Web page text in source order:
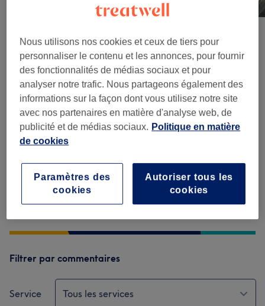
Avis sur le salon
4,7 112 avis
Ambiance
Propreté
Équipe
Filtrer par commentaires
Service Tous les services
Nous utilisons nos cookies et ceux de tiers pour
personnaliser le contenu et les annonces, pour fournir
des fonctionnalités de médias sociaux et pour
analyser notre trafic. Nous partageons également des
informations sur la façon dont vous utilisez notre site
avec nos partenaires en matière d'analyse web, de
publicité et de médias sociaux. Politique en matière
de cookies
Autoriser tous les
cookies
Paramètres des
cookies